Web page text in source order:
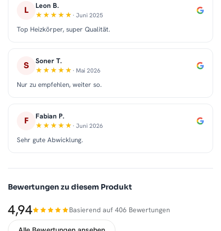
L Leon B.
· Juni 2025
Top Heizkörper, super Qualität.
S Soner T.
· Mai 2026
Nur zu empfehlen, weiter so.
F Fabian P.
· Juni 2026
Sehr gute Abwicklung.
Bewertungen zu diesem Produkt
4,94 Basierend auf 406 Bewertungen